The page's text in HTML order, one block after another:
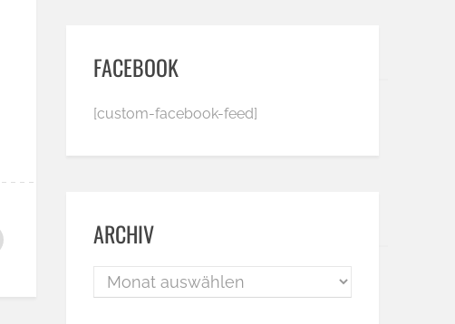
FACEBOOK
[custom-facebook-feed]
ARCHIV